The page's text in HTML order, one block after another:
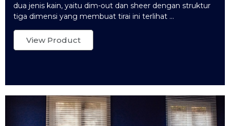
dua jenis kain, yaitu dim-out dan sheer dengan struktur
tiga dimensi yang membuat tirai ini terlihat ...
View Product